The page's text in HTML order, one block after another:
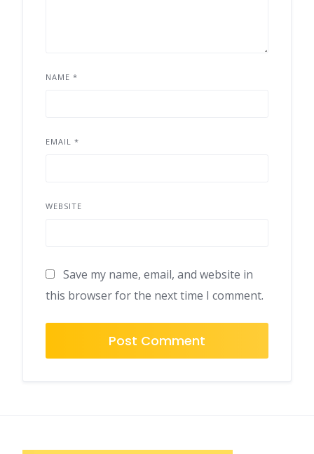
NAME *
EMAIL *
WEBSITE
Save my name, email, and website in
this browser for the next time I comment.